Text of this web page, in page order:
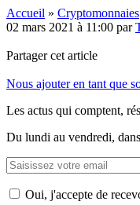
Accueil » Cryptomonnaies
02 mars 2021 à 11:00 par
Partager cet article
Nous ajouter en tant que
Les actus qui comptent,
Du lundi au vendredi,
Oui, j'accepte de